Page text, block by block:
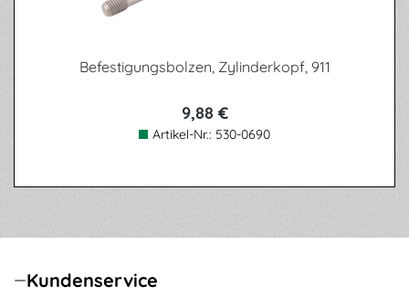
Befestigungsbolzen, Zylinderkopf, 911
9,88 €
Artikel-Nr.: 530-0690
Kundenservice